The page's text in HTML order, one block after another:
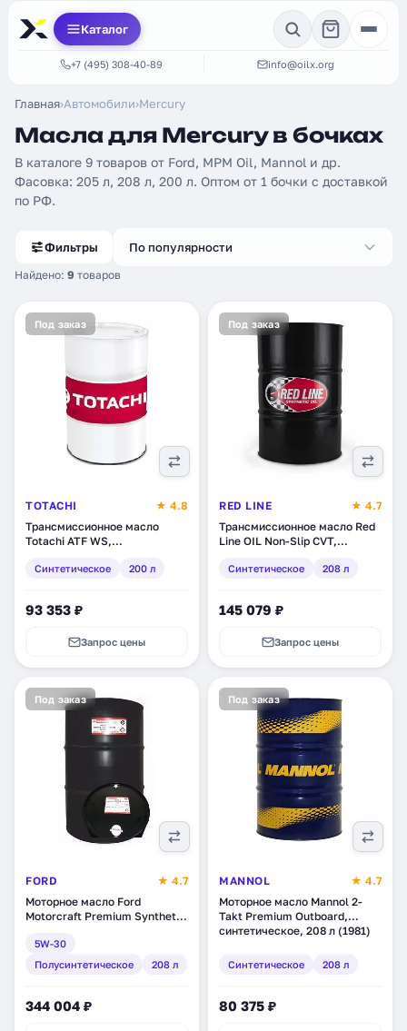
Каталог
+7 (495) 308-40-89 info@oilx.org
Главная›Автомобили›Mercury
Масла для Mercury в бочках
В каталоге 9 товаров от Ford, MPM Oil, Mannol и др.
Фасовка: 205 л, 208 л, 200 л. Оптом от 1 бочки с доставкой
по РФ.
Фильтры
Найдено: 9 товаров
По популярности
Под заказ
TOTACHI
★ 4.8
Трансмиссионное масло
Totachi ATF WS,
(4562374691322)
Синтетическое 200 л
93 353 ₽
Запрос цены
Под заказ
RED LINE
★ 4.7
Трансмиссионное масло Red
Line OIL Non-Slip CVT,
Синтетическое 208 л
145 079 ₽
Запрос цены
Под заказ
FORD
★ 4.7
Моторное масло Ford
Motorcraft Premium Synthetic
полусинтетическое, 208 л
(XO-5W30-DSP)
5W-30
Полусинтетическое
208 л
344 004 ₽
Под заказ
MANNOL
★ 4.7
Моторное масло Mannol 2-
Takt Premium Outboard,
синтетическое, 208 л (1981)
Синтетическое 208 л
80 375 ₽